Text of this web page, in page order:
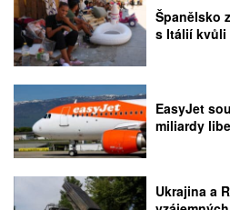
Španělsko
s Itálií kvůli
EasyJet
miliardy
Ukrajina a